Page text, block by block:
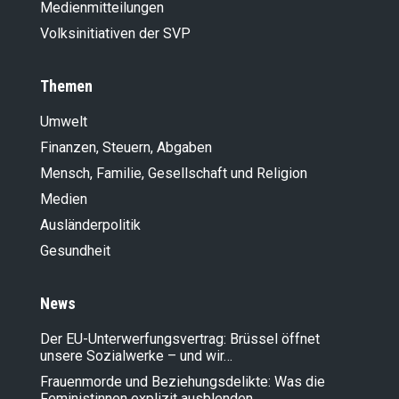
Medienmitteilungen
Volksinitiativen der SVP
Themen
Umwelt
Finanzen, Steuern, Abgaben
Mensch, Familie, Gesellschaft und Religion
Medien
Ausländer­politik
Gesundheit
News
Der EU-Unterwerfungsvertrag: Brüssel öffnet
unsere Sozialwerke – und wir…
Frauenmorde und Beziehungsdelikte: Was die